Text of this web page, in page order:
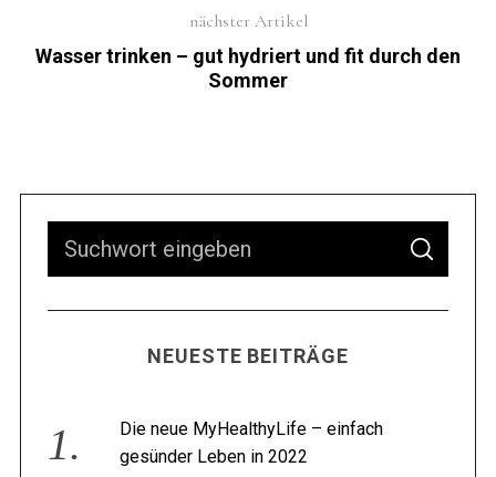
nächster Artikel
Wasser trinken – gut hydriert und fit durch den
Sommer
NEUESTE BEITRÄGE
Die neue MyHealthyLife – einfach
gesünder Leben in 2022